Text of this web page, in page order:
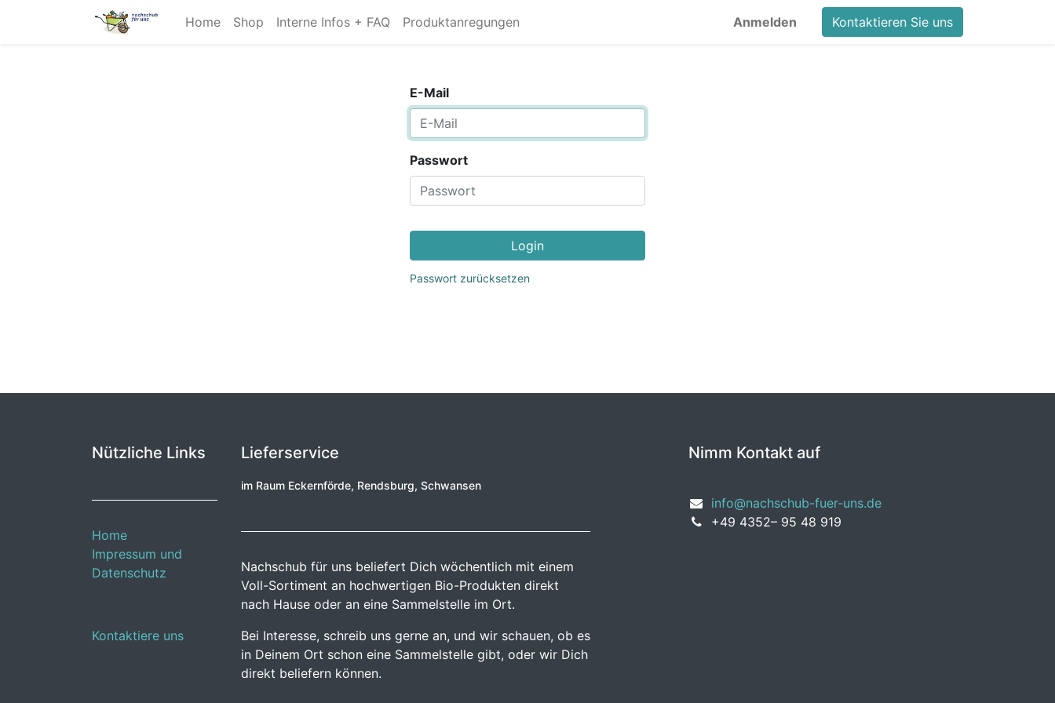
Home Shop Interne Infos + FAQ Produktanregungen Anmelden Kontaktieren Sie uns
E-Mail
Passwort
Login
Passwort zurücksetzen
Nützliche Links
Home
Impressum und
Datenschutz
Kontaktiere uns
Lieferservice
im Raum Eckernförde, Rendsburg, Schwansen
Nachschub für uns beliefert Dich wöchentlich mit einem
Voll-Sortiment an hochwertigen Bio-Produkten direkt
nach Hause oder an eine Sammelstelle im Ort.
Bei Interesse, schreib uns gerne an, und wir schauen, ob es
in Deinem Ort schon eine Sammelstelle gibt, oder wir Dich
direkt beliefern können.
Nimm Kontakt auf
info@nachschub-fuer-uns.de
+49 4352– 95 48 919